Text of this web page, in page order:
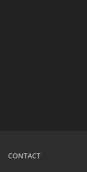
CONTACT